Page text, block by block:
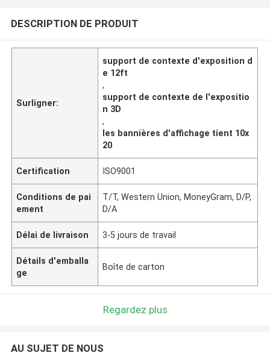
DESCRIPTION DE PRODUIT
Surligner:
support de contexte d'exposition d
e 12ft
,
support de contexte de l'expositio
n 3D
,
les bannières d'affichage tient 10x
20
Certification ISO9001
Conditions de pai
ement
T/T, Western Union, MoneyGram, D/P,
D/A
Délai de livraison 3-5 jours de travail
Détails d'emballa
ge
Boîte de carton
Regardez plus
AU SUJET DE NOUS